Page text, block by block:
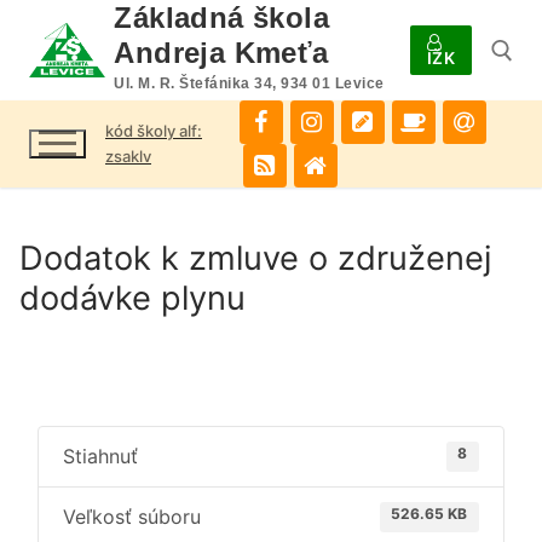
obsah
Základná škola
Andreja Kmeťa
Ul. M. R. Štefánika 34, 934 01 Levice
IŽK
Hľadať:
kód školy alf:
zsaklv
Dodatok k zmluve o združenej
dodávke plynu
Stiahnuť 8
Veľkosť súboru 526.65 KB